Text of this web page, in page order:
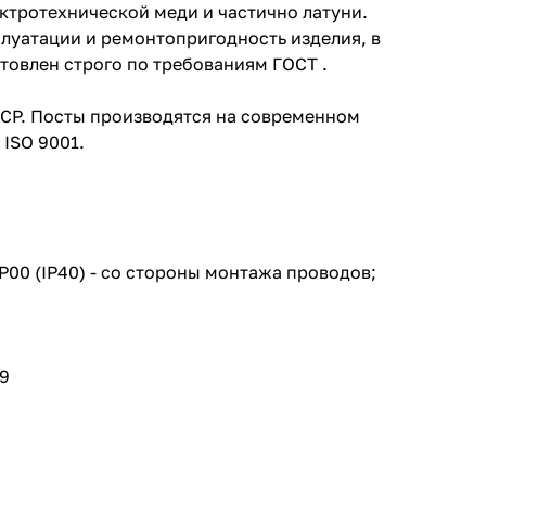
меди и частично латуни.
и ремонтопригодность изделия, в
строго по требованиям ГОСТ .
Посты производятся на современном
9001.
(IP40) - со стороны монтажа проводов;